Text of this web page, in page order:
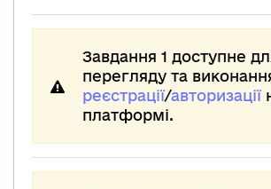
Завдання 1 доступне
перегляду та
реєстрації/авторизації
платформі.